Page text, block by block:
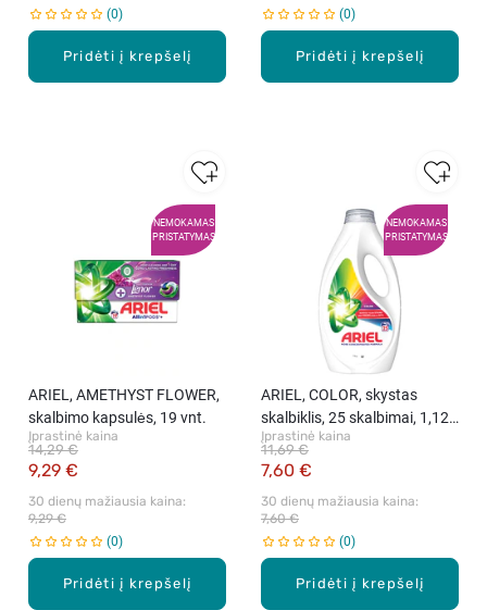
Pridėti į krepšelį
0
Pridėti į krepšelį
0
NEMOKAMAS
PRISTATYMAS
Pridėti į krepšelį
ARIEL, AMETHYST FLOWER,
skalbimo kapsulės, 19 vnt.
Įprastinė kaina
9,29 €
14,29 €
30 dienų mažiausia kaina:
9,29 €
0
NEMOKAMAS
PRISTATYMAS
Pridėti į krepšelį
ARIEL, COLOR, skystas
skalbiklis, 25 skalbimai, 1,125
l.
Įprastinė kaina
7,60 €
11,69 €
30 dienų mažiausia kaina:
7,60 €
0